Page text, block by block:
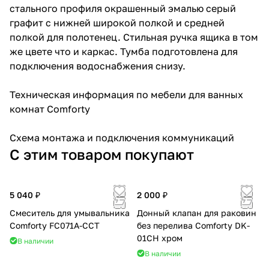
стального профиля окрашенный эмалью серый
графит с нижней широкой полкой и средней
полкой для полотенец. Стильная ручка ящика в том
же цвете что и каркас. Тумба подготовлена для
подключения водоснабжения снизу.
Техническая информация по мебели для ванных
комнат Comforty
Схема монтажа и подключения коммуникаций
С этим товаром покупают
5 040 ₽
Смеситель для умывальника
Comforty FC071A-CCT
В наличии
2 000 ₽
Донный клапан для раковин
без перелива Comforty DK-
01CH хром
В наличии